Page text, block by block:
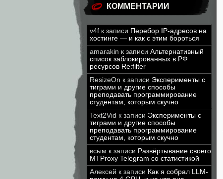
КОММЕНТАРИИ
v4f к записи Перебор IP-адресов на
хостинге — и как с этим бороться
amarakin к записи Альтернативный
список заблокированных в РФ
ресурсов Re:filter
ResizeOn к записи Эксперименты с
тиграми и другие способы
преподавать программирование
студентам, которым скучно
Text2Vid к записи Эксперименты с
тиграми и другие способы
преподавать программирование
студентам, которым скучно
всым к записи Развёртывание своего
MTProxy Telegram со статистикой
Алексей к записи Как я собрал LLM-